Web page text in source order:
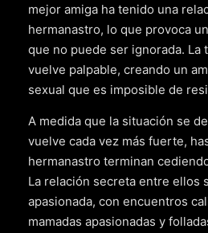
mejor amiga ha tenido una
hermanastro, lo que provoca
que no puede ser ignorada. La
vuelve palpable, creando un
sexual que es imposible de
A medida que la situación se
vuelve cada vez más fuerte,
hermanastro terminan
La relación secreta entre ellos
apasionada, con encuentros
mamadas apasionadas y